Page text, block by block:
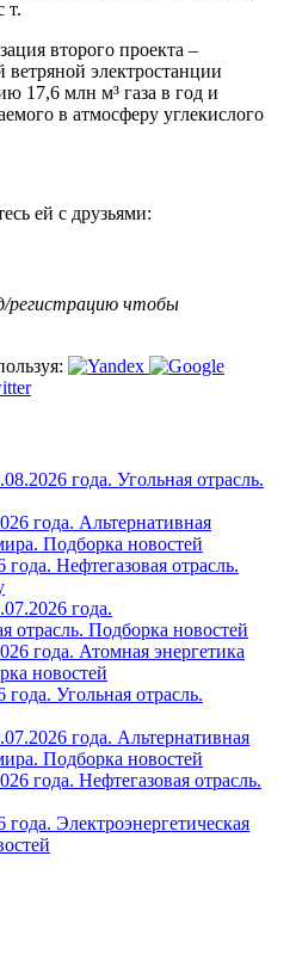
т.
второго проекта –
ветряной электростанции
17,6 млн м³ газа в год и
в атмосферу углекислого
ей с друзьями:
регистрацию чтобы
года. Угольная отрасль.
года. Альтернативная
Подборка новостей
Нефтегазовая отрасль.
года.
отрасль. Подборка новостей
года. Атомная энергетика
новостей
Угольная отрасль.
года. Альтернативная
Подборка новостей
года. Нефтегазовая отрасль.
года. Электроэнергетическая